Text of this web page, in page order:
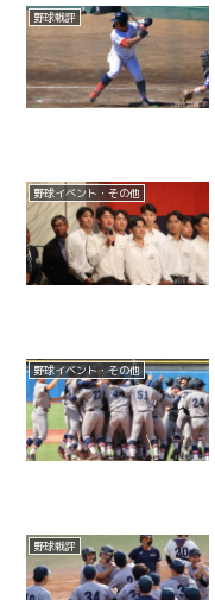
野球戦評
野球イベント・その他
野球イベント・その他
野球戦評